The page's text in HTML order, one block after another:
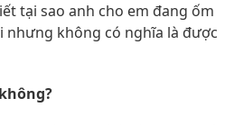
tại sao anh cho em đang ốm
nhưng không có nghĩa là được